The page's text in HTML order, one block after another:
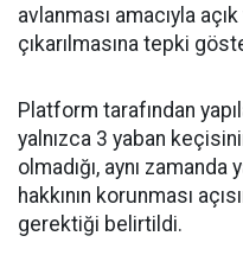
avlanması amacıyla
çıkarılmasına tepki
Platform tarafından
yalnızca 3 yaban
olmadığı, aynı zamanda
hakkının korunması
gerektiği belirtildi.